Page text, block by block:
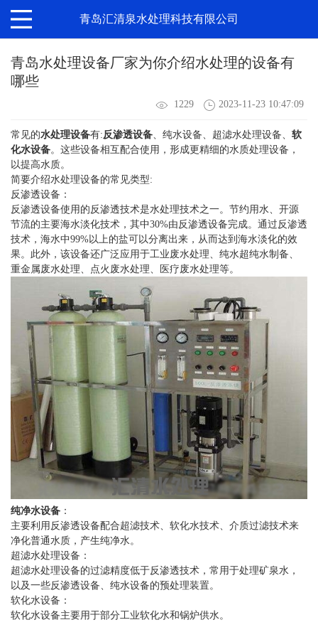
青岛汇清泉水处理科技有限公司
青岛水处理设备厂家为你介绍水处理的设备有
哪些
1229 2023-11-23 10:47:09
常见的水处理设备有: 反渗透设备 、纯水设备、超滤水处理设备、 软
化水设备。这些设备相互配合使用，形成更精细的水质处理设备，
以提高水质。
简要介绍水处理设备的常见类型:
反渗透设备：
反渗透设备使用的反渗透技术是水处理技术之一。节约用水、开源
节流的主要海水淡化技术，其中30%由反渗透设备完成。通过反渗透
技术，海水中99%以上的盐可以分离出来，从而达到海水淡化的效
果。此外，该设备还广泛应用于工业废水处理、纯水超纯水制备、
重金属废水处理、点火废水处理、医疗废水处理等。
纯净水设备 ：
主要利用反渗透设备配合超滤技术、软化水技术、介质过滤技术来
净化普通水质，产生纯净水。
超滤水处理设备：
超滤水处理设备的过滤精度低于反渗透技术，常用于处理矿泉水，
以及一些反渗透设备、纯水设备的预处理装置。
软化水设备：
软化水设备主要用于部分工业软化水和锅炉供水。